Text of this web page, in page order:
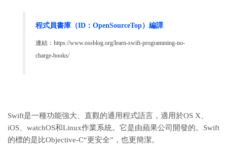
程式員書庫（ID：OpenSourceTop）編譯
連結： https://www.ossblog.org/learn-swift-programming-no-
charge-books/
Swift是一種功能強大、直觀的通用程式語言，適用於OS X、
iOS、watchOS和Linux作業系統。它是由蘋果公司開發的。Swift
的標的是比Objective-C“更安全”，也更簡潔。